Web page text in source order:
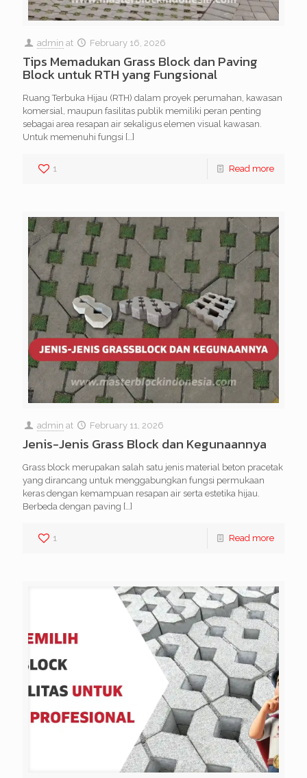
admin at February 16, 2026
Tips Memadukan Grass Block dan Paving
Block untuk RTH yang Fungsional
Ruang Terbuka Hijau (RTH) dalam proyek perumahan, kawasan
komersial, maupun fasilitas publik memiliki peran penting
sebagai area resapan air sekaligus elemen visual kawasan.
Untuk memenuhi fungsi […]
1 Read more
admin at February 11, 2026
Jenis-Jenis Grass Block dan Kegunaannya
Grass block merupakan salah satu jenis material beton pracetak
yang dirancang untuk menggabungkan fungsi permukaan
keras dengan kemampuan resapan air serta estetika hijau.
Berbeda dengan paving […]
1 Read more